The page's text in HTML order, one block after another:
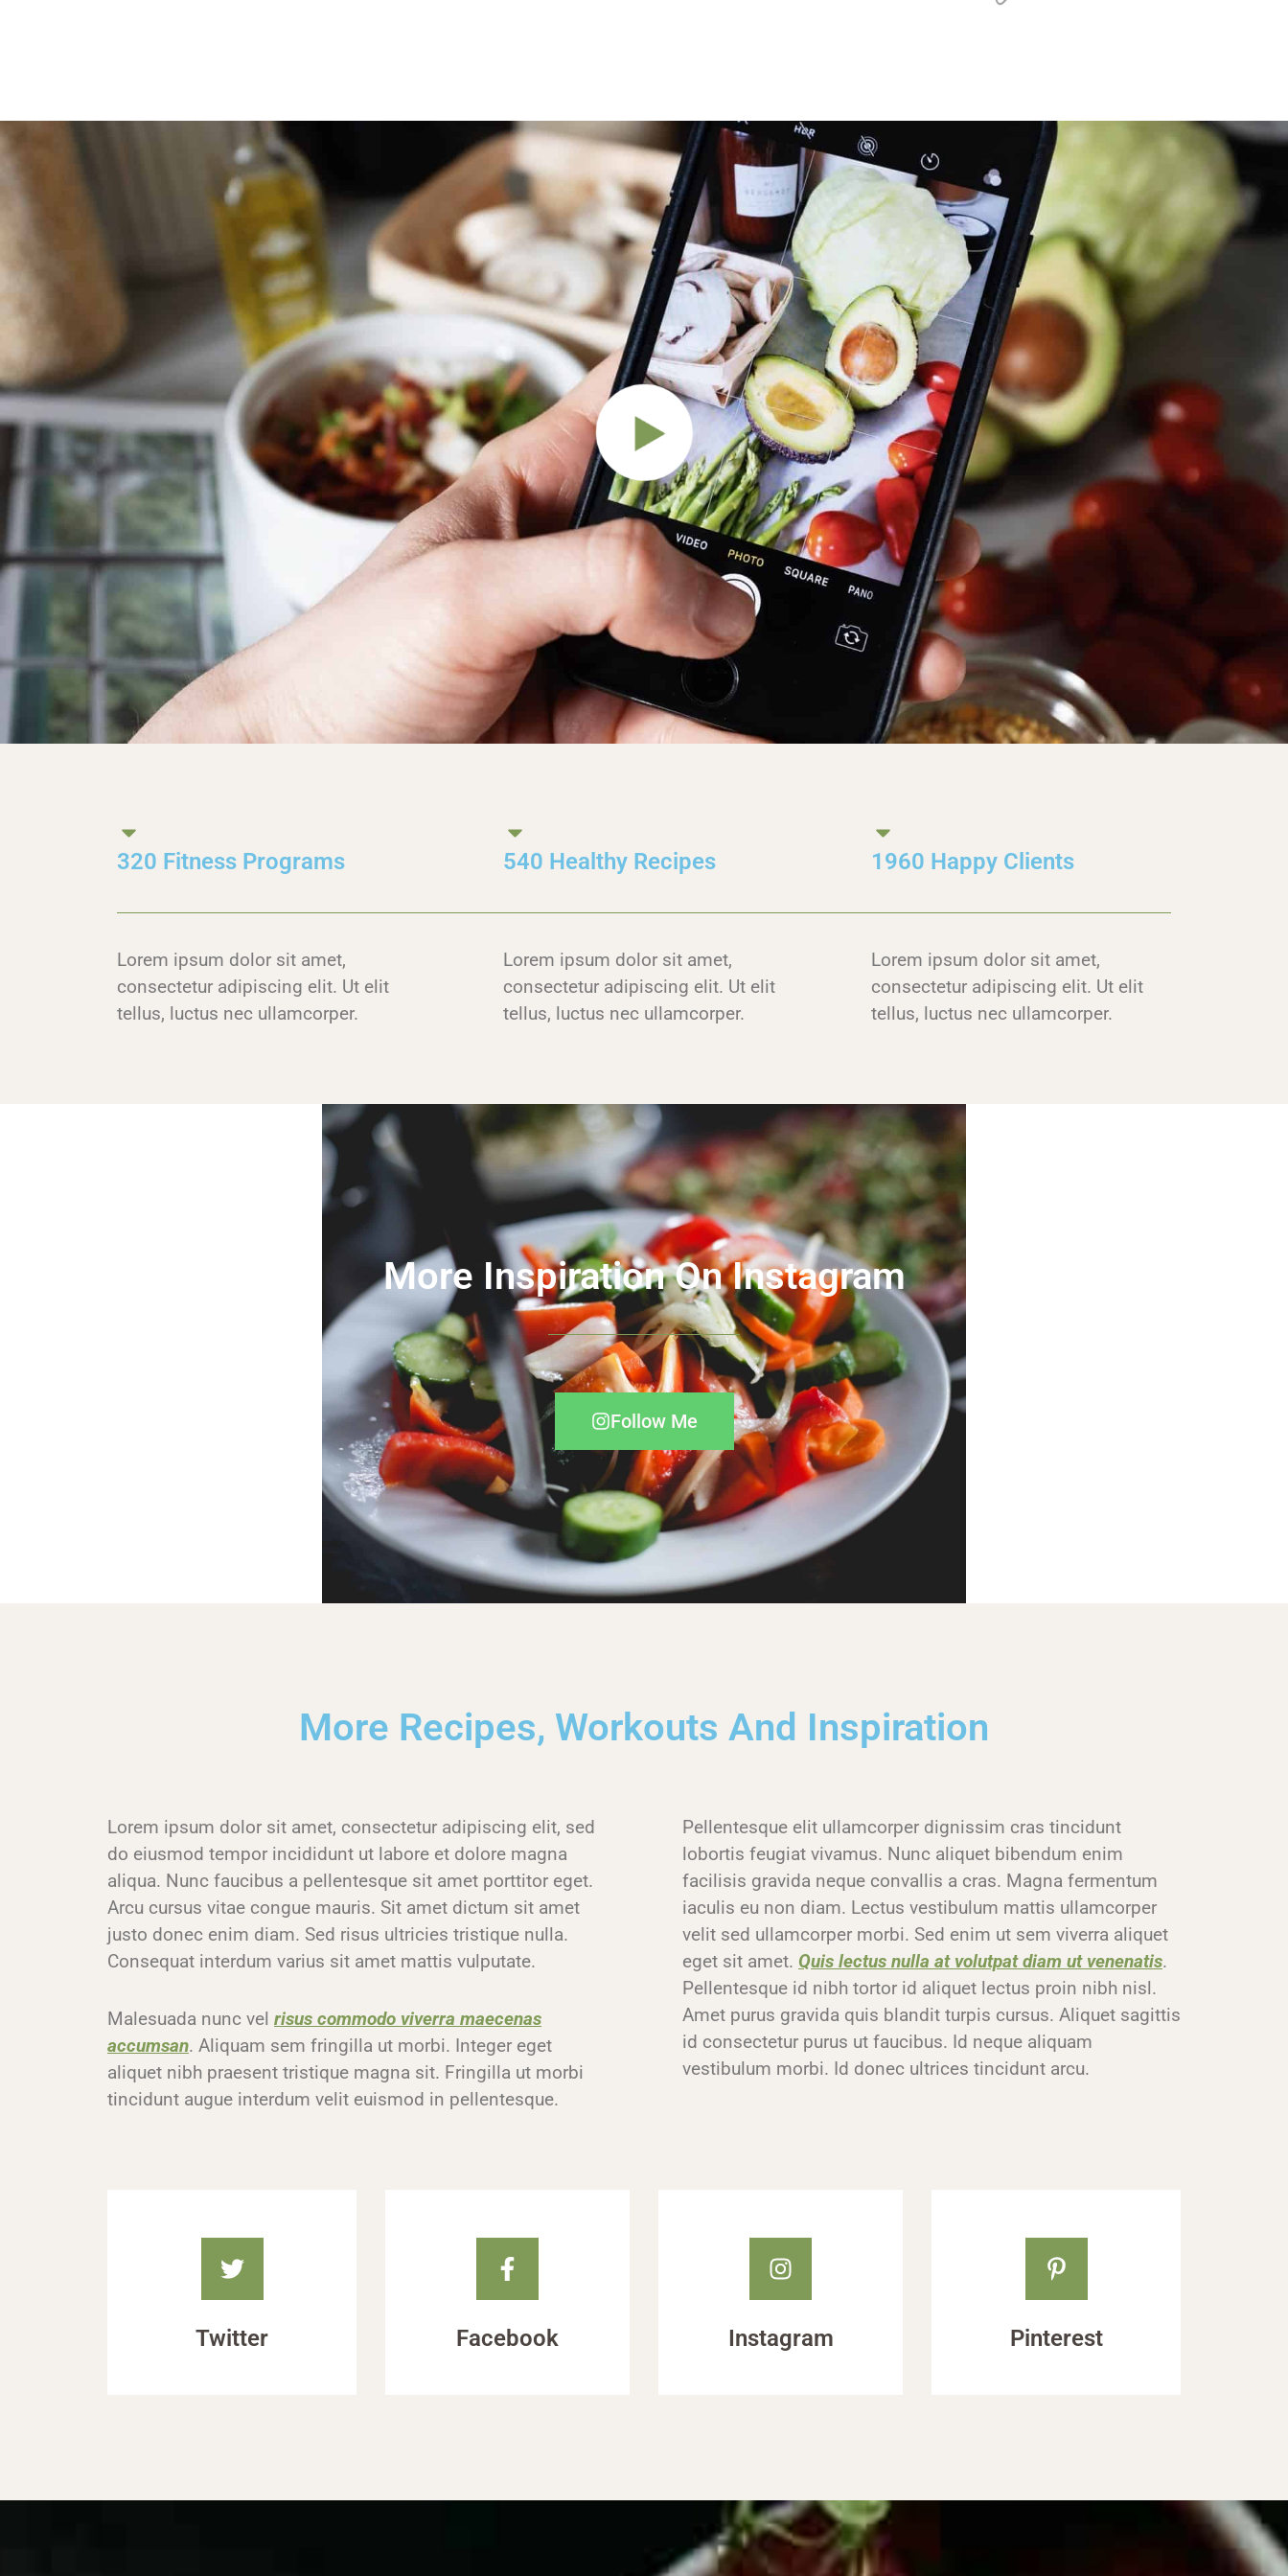
320 Fitness Programs
Lorem ipsum dolor sit amet,
consectetur adipiscing elit. Ut elit
tellus, luctus nec ullamcorper.
540 Healthy Recipes
Lorem ipsum dolor sit amet,
consectetur adipiscing elit. Ut elit
tellus, luctus nec ullamcorper.
1960 Happy Clients
Lorem ipsum dolor sit amet,
consectetur adipiscing elit. Ut elit
tellus, luctus nec ullamcorper.
More Inspiration On Instagram
Follow Me
More Recipes, Workouts And Inspiration
Lorem ipsum dolor sit amet, consectetur adipiscing elit, sed
do eiusmod tempor incididunt ut labore et dolore magna
aliqua. Nunc faucibus a pellentesque sit amet porttitor eget.
Arcu cursus vitae congue mauris. Sit amet dictum sit amet
justo donec enim diam. Sed risus ultricies tristique nulla.
Consequat interdum varius sit amet mattis vulputate.
Malesuada nunc vel risus commodo viverra maecenas
accumsan. Aliquam sem fringilla ut morbi. Integer eget
aliquet nibh praesent tristique magna sit. Fringilla ut morbi
tincidunt augue interdum velit euismod in pellentesque.
Pellentesque elit ullamcorper dignissim cras tincidunt
lobortis feugiat vivamus. Nunc aliquet bibendum enim
facilisis gravida neque convallis a cras. Magna fermentum
iaculis eu non diam. Lectus vestibulum mattis ullamcorper
velit sed ullamcorper morbi. Sed enim ut sem viverra aliquet
eget sit amet. Quis lectus nulla at volutpat diam ut venenatis.
Pellentesque id nibh tortor id aliquet lectus proin nibh nisl.
Amet purus gravida quis blandit turpis cursus. Aliquet sagittis
id consectetur purus ut faucibus. Id neque aliquam
vestibulum morbi. Id donec ultrices tincidunt arcu.
Twitter Facebook Instagram Pinterest